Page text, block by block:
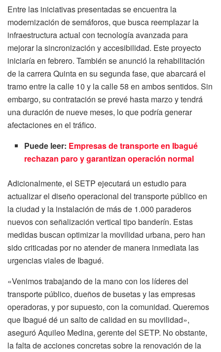
Entre las iniciativas presentadas se encuentra la
modernización de semáforos, que busca reemplazar la
infraestructura actual con tecnología avanzada para
mejorar la sincronización y accesibilidad. Este proyecto
iniciaría en febrero. También se anunció la rehabilitación
de la carrera Quinta en su segunda fase, que abarcará el
tramo entre la calle 10 y la calle 58 en ambos sentidos. Sin
embargo, su contratación se prevé hasta marzo y tendrá
una duración de nueve meses, lo que podría generar
afectaciones en el tráfico.
Puede leer: Empresas de transporte en Ibagué
rechazan paro y garantizan operación normal
Adicionalmente, el SETP ejecutará un estudio para
actualizar el diseño operacional del transporte público en
la ciudad y la instalación de más de 1.000 paraderos
nuevos con señalización vertical tipo banderín. Estas
medidas buscan optimizar la movilidad urbana, pero han
sido criticadas por no atender de manera inmediata las
urgencias viales de Ibagué.
«Venimos trabajando de la mano con los líderes del
transporte público, dueños de busetas y las empresas
operadoras, y por supuesto, con la comunidad. Queremos
que Ibagué dé un salto de calidad en su movilidad»,
aseguró Aquileo Medina, gerente del SETP. No obstante,
la falta de acciones concretas sobre la renovación de la